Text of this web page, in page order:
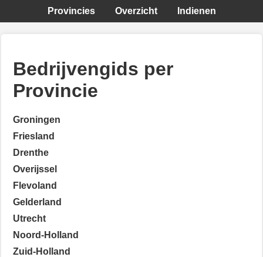
Provincies Overzicht Indienen
Bedrijvengids per
Provincie
Groningen
Friesland
Drenthe
Overijssel
Flevoland
Gelderland
Utrecht
Noord-Holland
Zuid-Holland